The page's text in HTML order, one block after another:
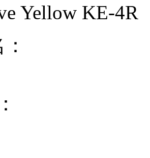
Yellow KE-4R